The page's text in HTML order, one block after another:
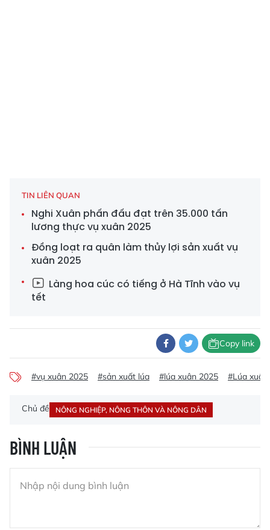
TIN LIÊN QUAN
Nghi Xuân phấn đấu đạt trên 35.000 tấn
lương thực vụ xuân 2025
Đồng loạt ra quân làm thủy lợi sản xuất vụ
xuân 2025
Làng hoa cúc có tiếng ở Hà Tĩnh vào vụ
tết
Copy link
#vụ xuân 2025 #sản xuất lúa #lúa xuân 2025 #Lúa
Chủ đề NÔNG NGHIỆP, NÔNG THÔN VÀ NÔNG DÂN
BÌNH LUẬN